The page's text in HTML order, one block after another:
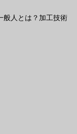
般人とは？加工技術